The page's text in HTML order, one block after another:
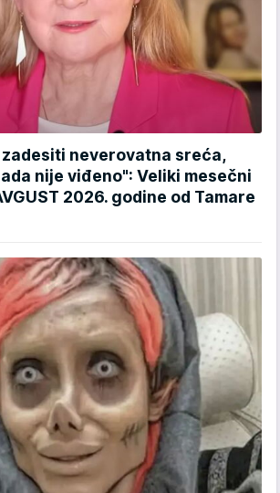
zadesiti neverovatna sreća,
nije viđeno": Veliki mesečni
2026. godine od Tamare